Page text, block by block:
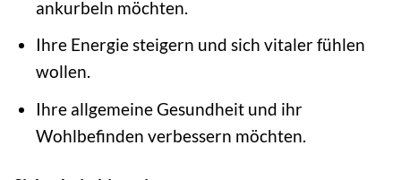
ankurbeln möchten.
Ihre Energie steigern und sich vitaler fühlen
wollen.
Ihre allgemeine Gesundheit und ihr
Wohlbefinden verbessern möchten.